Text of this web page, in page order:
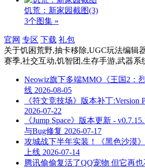
饥荒：新家园截图(3)
3个图集 »
官网 专区 下载 礼包
关于饥困荒野,抽卡移除,UGC玩法编辑
赛季,社交互动,饥智团,生存手游,武器系
Neowiz旗下多端MMO《王国2：
线 2026-08-05
《符文竞技场》版本补丁:Version
2026-07-22
《Jump Space》版本更新 -
与Bug修复 2026-07-17
攻城战下半年实装！《黑色沙漠
上线 2026-07-14
腾讯偷偷复活了QQ宠物 但它再也